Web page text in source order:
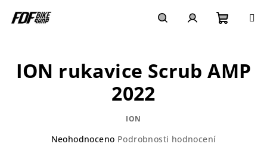
košík
ION rukavice Scrub AMP
2022
ION
Průměrné
Neohodnoceno Podrobnosti hodnocení